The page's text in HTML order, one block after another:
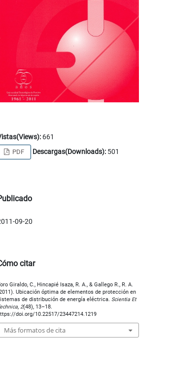
661
PDF Descargas(Downloads):501
09-20
citar
Giraldo, C., Hincapié Isaza, R. A., & Gallego R., R. A.
Ubicación óptima de elementos de protección en
de distribución de energía eléctrica. Scientia Et
, 2(48), 13–18.
doi.org/10.22517/23447214.1219
Más formatos de cita